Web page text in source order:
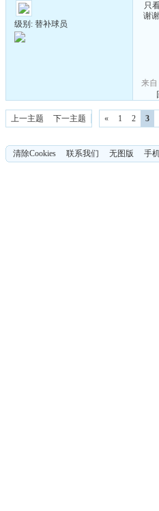
级别: 替补球员
只
谢
来自
上一主题 下一主题 « 1 2 3
清除Cookies 联系我们 无图版 手